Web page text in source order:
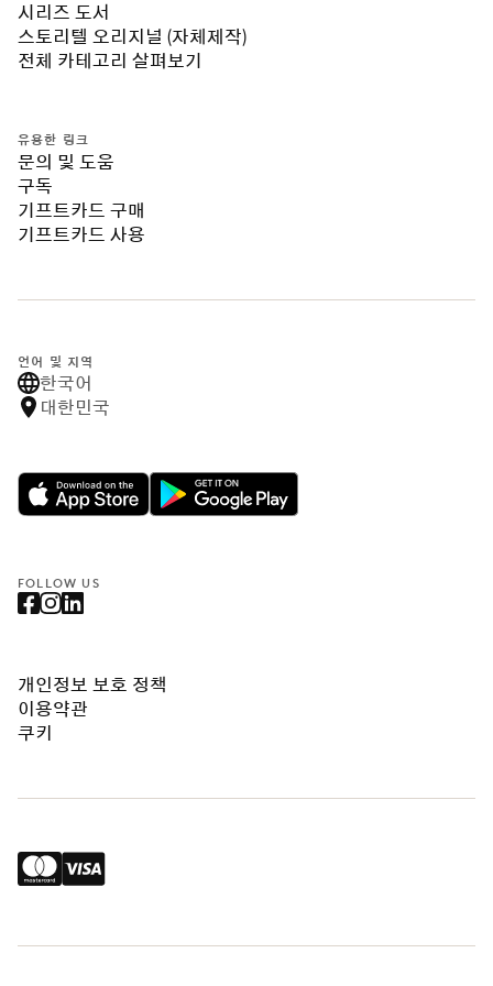
시리즈 도서
스토리텔 오리지널 (자체제작)
전체 카테고리 살펴보기
유용한 링크
문의 및 도움
구독
기프트카드 구매
기프트카드 사용
언어 및 지역
한국어
대한민국
FOLLOW US
개인정보 보호 정책
이용약관
쿠키